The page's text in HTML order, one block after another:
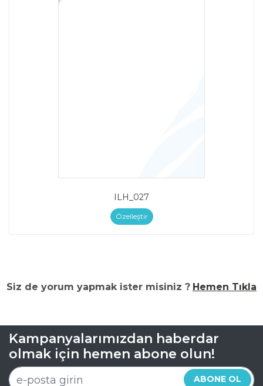
ILH_027
Özelleştir
Siz de yorum yapmak ister misiniz ? Hemen Tıkla
Kampanyalarımızdan haberdar
olmak için hemen abone olun!
ABONE OL